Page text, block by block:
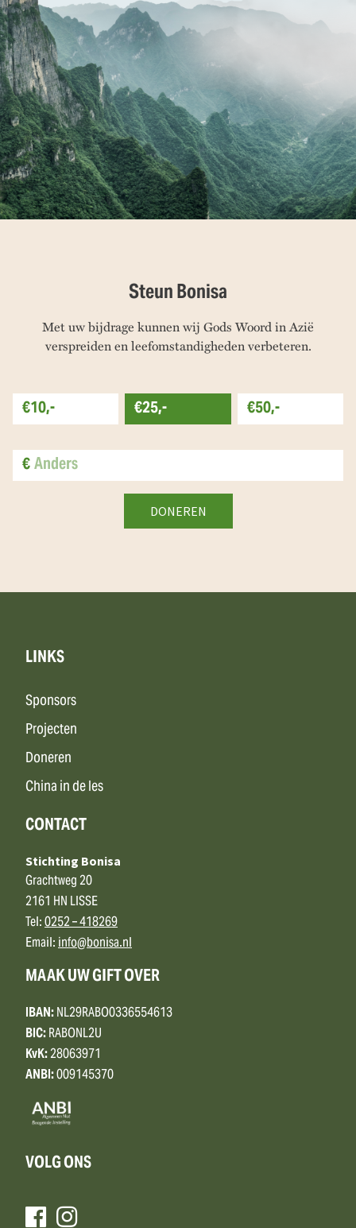
Steun Bonisa
Met uw bijdrage kunnen wij Gods Woord in Azië
verspreiden en leefomstandigheden verbeteren.
€10,- €25,-
€50,-
€
LINKS
Sponsors
Projecten
Doneren
China in de les
CONTACT
Stichting Bonisa
Grachtweg 20
2161 HN LISSE
Tel:0252 – 418269
Email:info@bonisa.nl
MAAK UW GIFT OVER
IBAN:NL29RABO0336554613
BIC:RABONL2U
KvK:28063971
ANBI:009145370
VOLG ONS